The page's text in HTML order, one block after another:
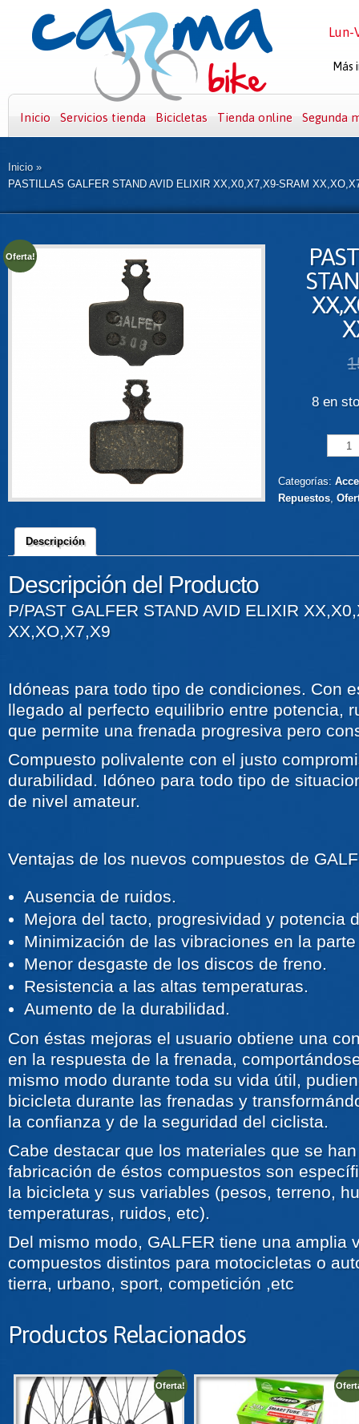
Inicio Servicios tienda Bicicletas Tienda online Segunda
Inicio »
PASTILLAS GALFER STAND AVID ELIXIR XX,X0,X7,X9-SRAM
Oferta!
8 en
Categorías:
Repuestos,
Descripción
Descripción del Producto
P/PAST GALFER STAND AVID ELIXIR
XX,XO,X7,X9
Idóneas para todo tipo de condiciones. Con
llegado al perfecto equilibrio entre potencia,
que permite una frenada progresiva pero
Compuesto polivalente con el justo
durabilidad. Idóneo para todo tipo de
de nivel amateur.
Ventajas de los nuevos compuestos de
Ausencia de ruidos.
Mejora del tacto, progresividad y potencia
Minimización de las vibraciones en la
Menor desgaste de los discos de freno.
Resistencia a las altas temperaturas.
Aumento de la durabilidad.
Con éstas mejoras el usuario obtiene una
en la respuesta de la frenada,
mismo modo durante toda su vida útil,
bicicleta durante las frenadas y
la confianza y de la seguridad del ciclista.
Cabe destacar que los materiales que se
fabricación de éstos compuestos son
la bicicleta y sus variables (pesos, terreno,
temperaturas, ruidos, etc).
Del mismo modo, GALFER tiene una amplia
compuestos distintos para motocicletas o
tierra, urbano, sport, competición ,etc
Productos Relacionados
Oferta!
Lun-
Más